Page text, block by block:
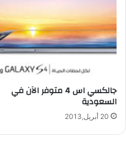
جالكسي اس 4 متوفر الآن في
السعودية
20 أبريل,2013